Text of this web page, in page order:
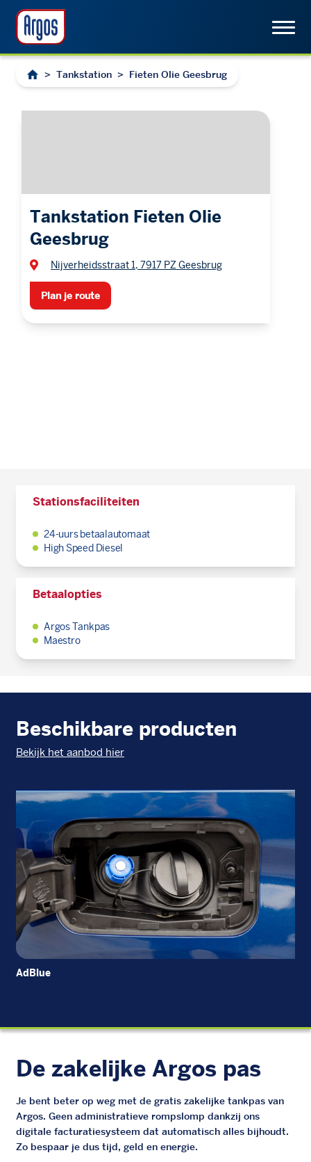
> Tankstation > Fieten Olie Geesbrug
Tankstation Fieten Olie
Geesbrug
Nijverheidsstraat 1, 7917 PZ Geesbrug
Plan je route
Stationsfaciliteiten
24-uurs betaalautomaat
High Speed Diesel
Betaalopties
Argos Tankpas
Maestro
Beschikbare producten
Bekijk het aanbod hier
AdBlue
De zakelijke Argos pas
Je bent beter op weg met de gratis zakelijke tankpas van
Argos. Geen administratieve rompslomp dankzij ons
digitale facturatiesysteem dat automatisch alles bijhoudt.
Zo bespaar je dus tijd, geld en energie.